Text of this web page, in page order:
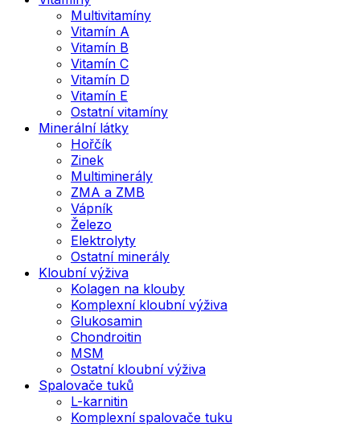
Multivitamíny
Vitamín A
Vitamín B
Vitamín C
Vitamín D
Vitamín E
Ostatní vitamíny
Minerální látky
Hořčík
Zinek
Multiminerály
ZMA a ZMB
Vápník
Železo
Elektrolyty
Ostatní minerály
Kloubní výživa
Kolagen na klouby
Komplexní kloubní výživa
Glukosamin
Chondroitin
MSM
Ostatní kloubní výživa
Spalovače tuků
L-karnitin
Komplexní spalovače tuku